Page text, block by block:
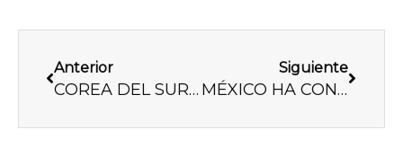
Anterior
COREA DEL SUR ESTÁ DE MODA EN MÉXICO
Siguiente
MÉXICO HA CONSEGUIDO MÁS DE 2 MIL RÉCORDS GUINNESS